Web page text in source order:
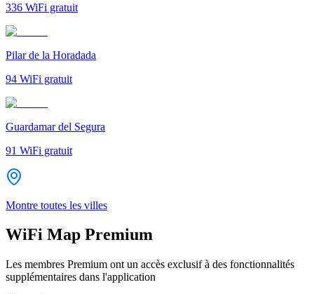
336 WiFi gratuit
Pilar de la Horadada
94 WiFi gratuit
Guardamar del Segura
91 WiFi gratuit
Montre toutes les villes
WiFi Map Premium
Les membres Premium ont un accès exclusif à des fonctionnalités
supplémentaires dans l'application